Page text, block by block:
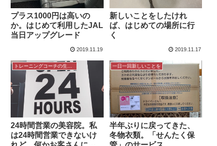
プラス1000円は高いの
か。はじめて利用したJAL
当日アップグレード
2019.11.19
新しいことをしたけれ
ば、はじめての場所に行
く
2019.11.17
24時間営業の美容院。私
は24時間営業できないけ
一日一回新しいことを
半年ぶりに戻ってきた、
冬物衣類。「せんたく保